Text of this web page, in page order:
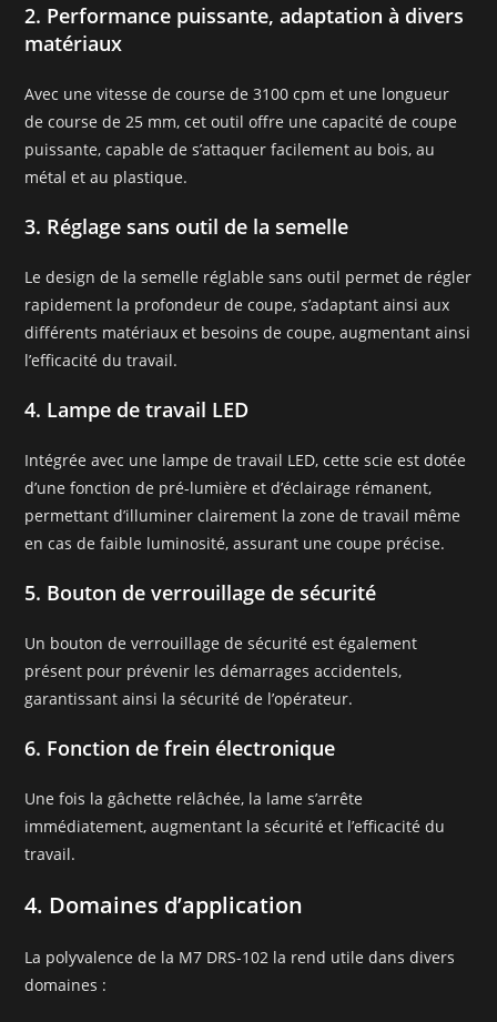
2. Performance puissante, adaptation à divers
matériaux
Avec une vitesse de course de 3100 cpm et une longueur
de course de 25 mm, cet outil offre une capacité de coupe
puissante, capable de s’attaquer facilement au bois, au
métal et au plastique.
3. Réglage sans outil de la semelle
Le design de la semelle réglable sans outil permet de régler
rapidement la profondeur de coupe, s’adaptant ainsi aux
différents matériaux et besoins de coupe, augmentant ainsi
l’efficacité du travail.
4. Lampe de travail LED
Intégrée avec une lampe de travail LED, cette scie est dotée
d’une fonction de pré-lumière et d’éclairage rémanent,
permettant d’illuminer clairement la zone de travail même
en cas de faible luminosité, assurant une coupe précise.
5. Bouton de verrouillage de sécurité
Un bouton de verrouillage de sécurité est également
présent pour prévenir les démarrages accidentels,
garantissant ainsi la sécurité de l’opérateur.
6. Fonction de frein électronique
Une fois la gâchette relâchée, la lame s’arrête
immédiatement, augmentant la sécurité et l’efficacité du
travail.
4. Domaines d’application
La polyvalence de la M7 DRS-102 la rend utile dans divers
domaines :